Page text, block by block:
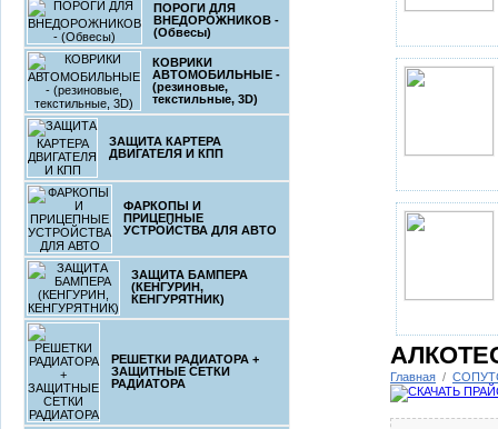
ПОРОГИ ДЛЯ
ВНЕДОРОЖНИКОВ -
(Обвесы)
КОВРИКИ
АВТОМОБИЛЬНЫЕ -
(резиновые,
текстильные, 3D)
ЗАЩИТА КАРТЕРА
ДВИГАТЕЛЯ И КПП
ФАРКОПЫ И
ПРИЦЕПНЫЕ
УСТРОЙСТВА ДЛЯ АВТО
ЗАЩИТА БАМПЕРА
(КЕНГУРИН,
КЕНГУРЯТНИК)
РЕШЕТКИ РАДИАТОРА +
ЗАЩИТНЫЕ СЕТКИ
РАДИАТОРА
Главная /